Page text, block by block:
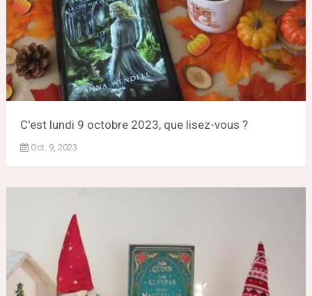
C'est lundi 9 octobre 2023, que lisez-vous ?
Oct. 9, 2023